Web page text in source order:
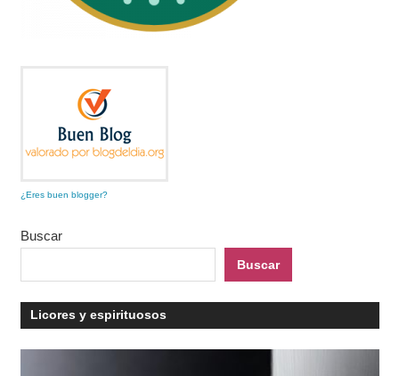
¿Eres buen blogger?
Buscar
Buscar
Licores y espirituosos